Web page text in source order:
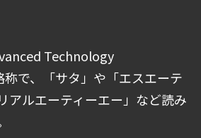
Technology
で、「サタ」や「エスエーテ
アルエーティーエー」など読み